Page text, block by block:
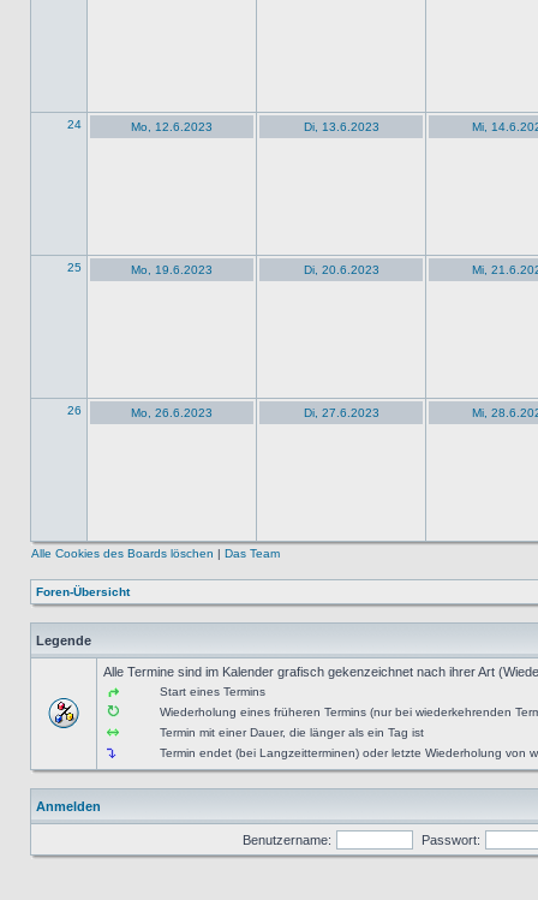
24 Mo, 12.6.2023 Di, 13.6.2023 Mi,
25 Mo, 19.6.2023 Di, 20.6.2023 Mi,
26 Mo, 26.6.2023 Di, 27.6.2023 Mi,
Alle Cookies des Boards löschen | Das Team
Foren-Übersicht
Legende
Alle Termine sind im Kalender grafisch gekenzeichnet nach ihrer Art
Start eines Termins
Wiederholung eines früheren Termins (nur bei wiederkehrenden
Termin mit einer Dauer, die länger als ein Tag ist
Termin endet (bei Langzeitterminen) oder letzte Wiederholung von
Anmelden
Benutzername: Passwort: